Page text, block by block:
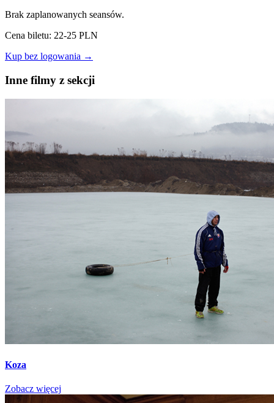
Brak zaplanowanych seansów.
Cena biletu: 22-25 PLN
Kup bez logowania →
Inne filmy z sekcji
Koza
Zobacz więcej